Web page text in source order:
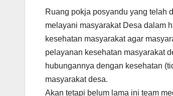
Ruang pokja posyandu yang telah
melayani masyarakat Desa dalam
kesehatan masyarakat agar
pelayanan kesehatan masyarakat
hubungannya dengan kesehatan
masyarakat desa.
Akan tetapi belum lama ini team